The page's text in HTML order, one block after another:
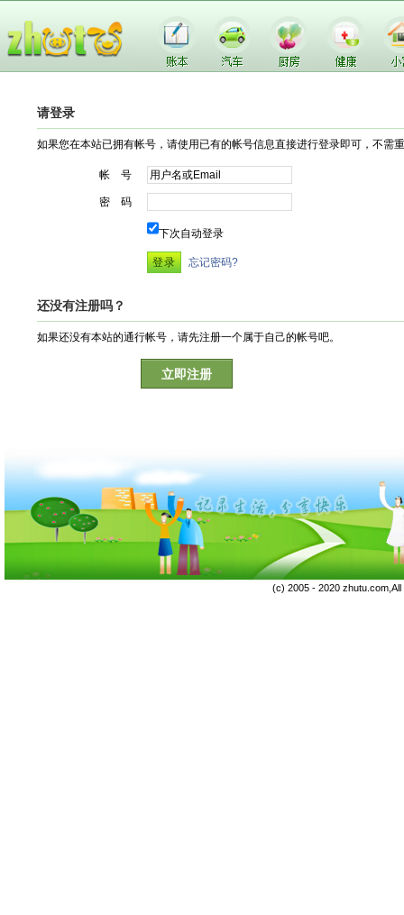
请登录
如果您在本站已拥有帐号，请使用已有的帐号信息直接进行登录即可，不需
帐 号
密 码
下次自动登录
忘记密码?
还没有注册吗？
如果还没有本站的通行帐号，请先注册一个属于自己的帐号吧。
立即注册
(c) 2005 - 2020